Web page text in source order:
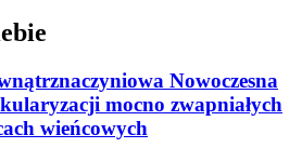
Nowoczesna
mocno zwapniałych
wieńcowych